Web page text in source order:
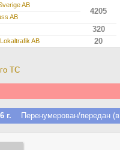
AB
4205
AB
320
AB 20
ТС
г. Перенумерован/передан (в